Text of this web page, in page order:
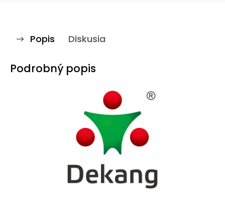
Popis Diskusia
Podrobný popis